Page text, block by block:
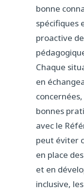
bonne
spécifiques
proactive
Chaque
en
bonnes
avec le
peut éviter
en place
et en
inclusive,